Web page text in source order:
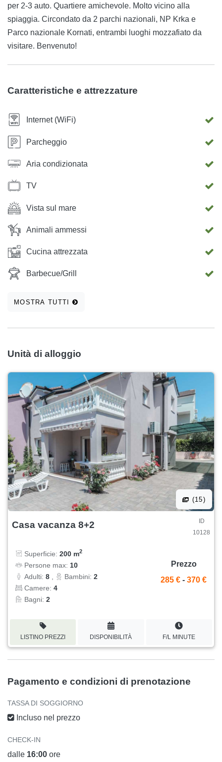
per 2-3 auto. Quartiere amichevole. Molto vicino alla
spiaggia. Circondato da 2 parchi nazionali, NP Krka e
Parco nazionale Kornati, entrambi luoghi mozzafiato da
visitare. Benvenuto!
Caratteristiche e attrezzature
Internet (WiFi)
Parcheggio
Aria condizionata
TV
Vista sul mare
Animali ammessi
Cucina attrezzata
Barbecue/Grill
MOSTRA TUTTI
Unità di alloggio
(15)
Casa vacanza 8+2
ID
10128
Superficie: 200 m2
Persone max: 10
Adulti: 8 Bambini: 2
Camere: 4
Bagni: 2
Prezzo
285 € - 370 €
LISTINO PREZZI DISPONIBILITÀ F/L MINUTE
Pagamento e condizioni di prenotazione
TASSA DI SOGGIORNO
Incluso nel prezzo
CHECK-IN
dalle 16:00 ore